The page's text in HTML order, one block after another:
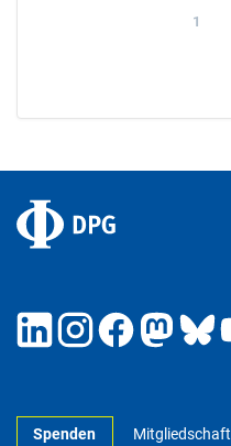
1
Spenden Mitgliedschaft